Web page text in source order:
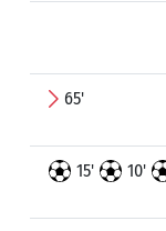
65'
15' 10'